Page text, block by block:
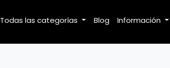
Todas las categorías Blog Información